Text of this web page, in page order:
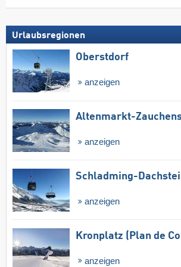
Urlaubsregionen
Oberstdorf
anzeigen
Altenmarkt-
anzeigen
Schladming-
anzeigen
Kronplatz (Plan de
anzeigen